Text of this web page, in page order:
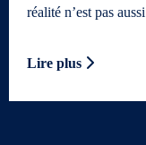
réalité n’est pas aussi
Lire plus